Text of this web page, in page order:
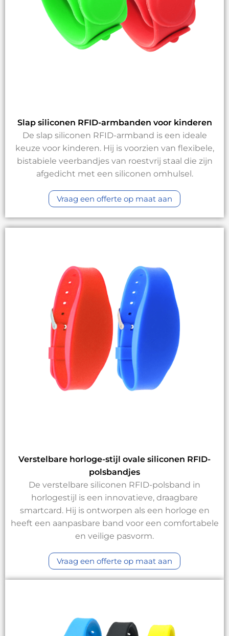
Slap siliconen RFID-armbanden voor kinderen
De slap siliconen RFID-armband is een ideale
keuze voor kinderen. Hij is voorzien van flexibele,
bistabiele veerbandjes van roestvrij staal die zijn
afgedicht met een siliconen omhulsel.
Vraag een offerte op maat aan
Verstelbare horloge-stijl ovale siliconen RFID-
polsbandjes
De verstelbare siliconen RFID-polsband in
horlogestijl is een innovatieve, draagbare
smartcard. Hij is ontworpen als een horloge en
heeft een aanpasbare band voor een comfortabele
en veilige pasvorm.
Vraag een offerte op maat aan